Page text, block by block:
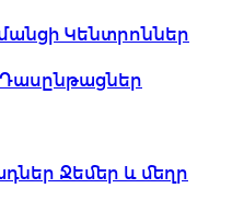
Կենտրոններ
Դասընթացներ
Ջեմեր և մեղր